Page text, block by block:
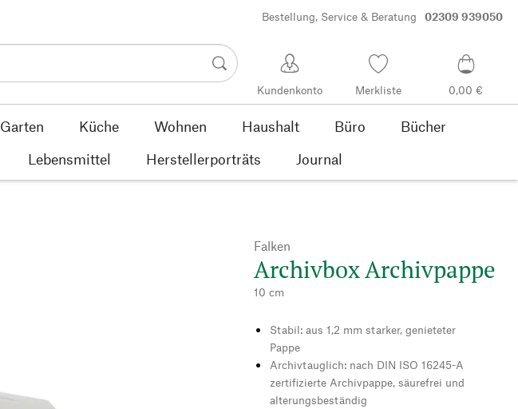
Bestellung, Service & Beratung 02309 939050
Kundenkonto Merkliste 0,00 €
Garten Küche Wohnen Haushalt Büro
Bücher
Lebensmittel Herstellerporträts Journal
Falken
Archivbox Archivpappe
10 cm
Stabil: aus 1,2 mm starker, genieteter
Pappe
Archivtauglich: nach DIN ISO 16245-A
zertifizierte Archivpappe, säurefrei und
alterungsbeständig